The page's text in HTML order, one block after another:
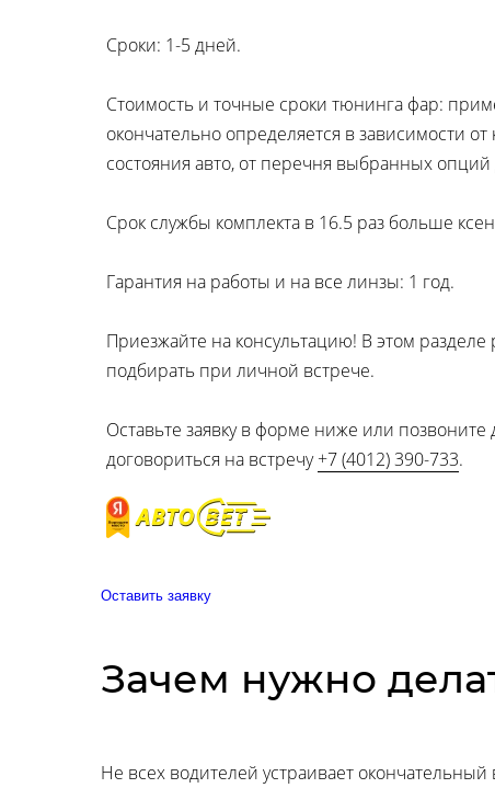
Сроки: 1-5 дней.
Стоимость и точные сроки тюнинга фар:
окончательно определяется в зависимости
состояния авто, от перечня выбранных
Срок службы комплекта в 16.5 раз больше
Гарантия на работы и на все линзы: 1 год.
Приезжайте на консультацию! В этом
подбирать при личной встрече.
Оставьте заявку в форме ниже или позвоните
договориться на встречу+7 (4012) 390-733.
Оставить заявку
Зачем нужно
Не всех водителей устраивает